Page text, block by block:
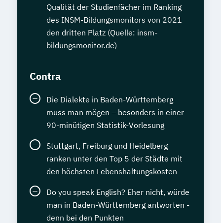
Qualität der Studienfächer im Ranking
des INSM-Bildungsmonitors von 2021
den dritten Platz (Quelle: insm-
bildungsmonitor.de)
Contra
Die Dialekte in Baden-Württemberg
muss man mögen – besonders in einer
90-minütigen Statistik-Vorlesung
Stuttgart, Freiburg und Heidelberg
ranken unter den Top 5 der Städte mit
den höchsten Lebenshaltungskosten
Do you speak English? Eher nicht, würde
man in Baden-Württemberg antworten -
denn bei den Punkten